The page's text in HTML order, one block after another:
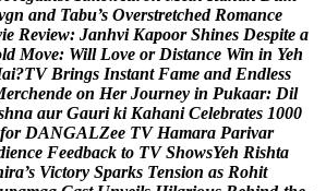
gn and Tabu’s Overstretched Romance
ie Review: Janhvi Kapoor Shines Despite a
ld Move: Will Love or Distance Win in Yeh
ai?TV Brings Instant Fame and Endless
erchende on Her Journey in Pukaar: Dil
hna aur Gauri ki Kahani Celebrates 1000
for DANGALZee TV Hamara Parivar
ience Feedback to TV ShowsYeh Rishta
ira’s Victory Sparks Tension as Rohit